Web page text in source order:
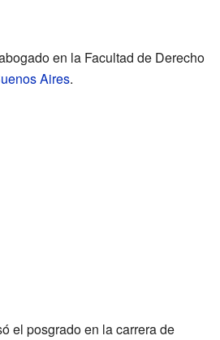
en la Facultad de Derecho
Aires.
el posgrado en la carrera de